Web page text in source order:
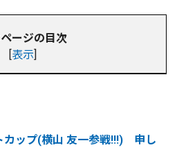
ージの目次
[表示]
カップ(横山 友一参戦!!!) 申し